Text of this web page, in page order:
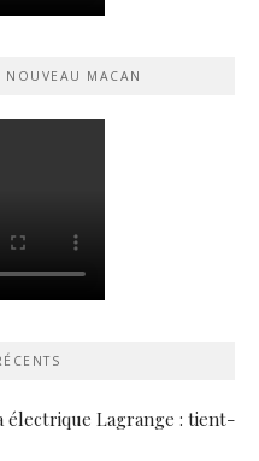
NOUVEAU MACAN
électrique Lagrange : tient-